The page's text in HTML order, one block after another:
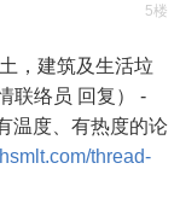
5楼
，建筑及生活垃
联络员 回复） -
温度、有热度的论
thread-